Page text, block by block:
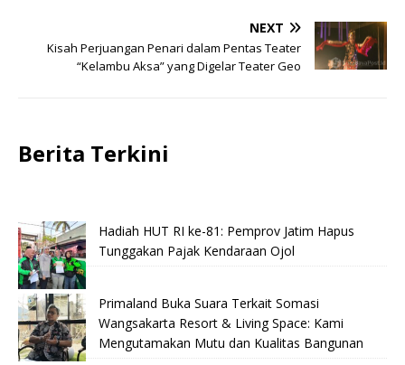
NEXT
Kisah Perjuangan Penari dalam Pentas Teater
“Kelambu Aksa” yang Digelar Teater Geo
Berita Terkini
Hadiah HUT RI ke-81: Pemprov Jatim Hapus
Tunggakan Pajak Kendaraan Ojol
Primaland Buka Suara Terkait Somasi
Wangsakarta Resort & Living Space: Kami
Mengutamakan Mutu dan Kualitas Bangunan